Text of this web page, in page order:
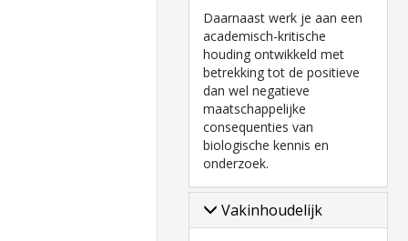
Daarnaast werk je aan een
academisch-kritische
houding ontwikkeld met
betrekking tot de positieve
dan wel negatieve
maatschappelijke
consequenties van
biologische kennis en
onderzoek.
Vakinhoudelijk